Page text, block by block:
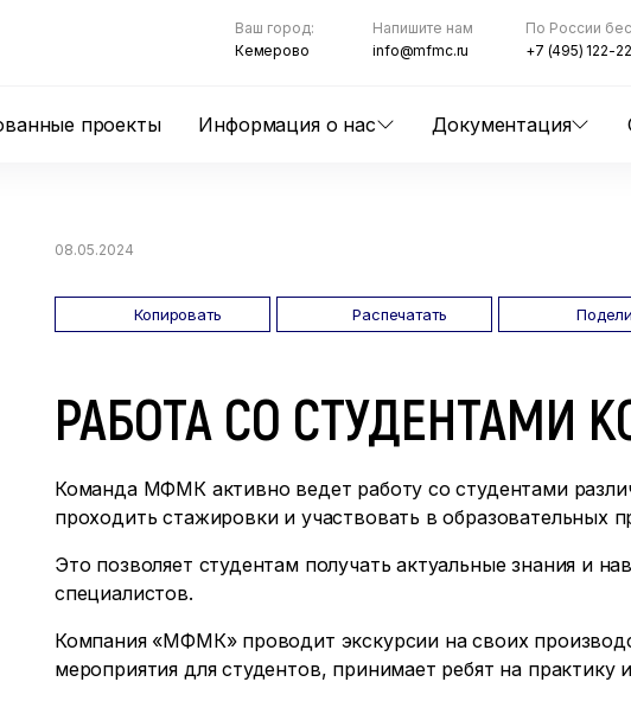
проекты Информация о нас Документация
Ваш город:
Кемерово
Напишите нам
info@mfmc.ru
По России
+7 (495) 122-
08.05.2024
Копировать Распечатать
РАБОТА СО
Команда МФМК активно ведет работу со студентами
проходить стажировки и участвовать в образовательных
Это позволяет студентам получать актуальные знания и
специалистов.
Компания «МФМК» проводит экскурсии на своих
мероприятия для студентов, принимает ребят на практику